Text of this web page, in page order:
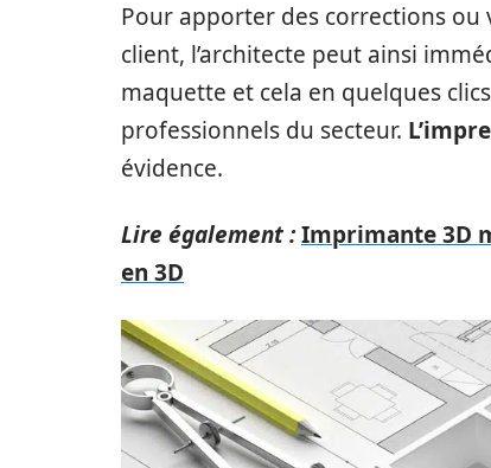
Pour apporter des corrections
client, l’architecte peut ainsi
maquette et cela en quelques
professionnels du secteur.
évidence.
Lire également :Imprimante 3D
en 3D